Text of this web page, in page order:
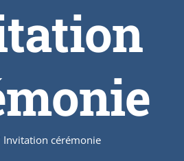
Invitation cérémonie